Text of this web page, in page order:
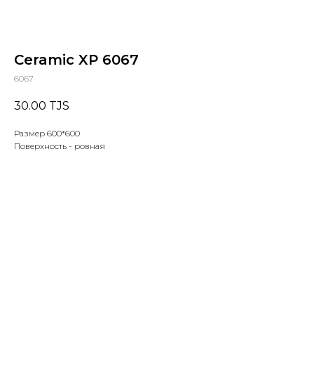
Ceramic XP 6067
6067
30.00 TJS
Размер 600*600
Поверхность - ровная